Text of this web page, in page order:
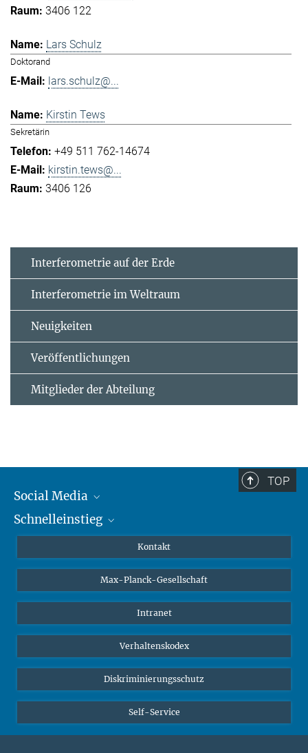
3406 122
Lars Schulz
Doktorand
lars.schulz@...
Kirstin Tews
Sekretärin
+49 511 762-14674
kirstin.tews@...
3406 126
Interferometrie auf der Erde
Interferometrie im Weltraum
Neuigkeiten
Veröffentlichungen
Mitglieder der Abteilung
TOP
Social Media
Mastodon
Schnelleinstieg
Studierende
Schüler*innen
Öffentlichkeit
Alumnae | Alumni
Kontakt
Max-Planck-Gesellschaft
Intranet
Verhaltenskodex
Diskriminierungsschutz
Self-Service